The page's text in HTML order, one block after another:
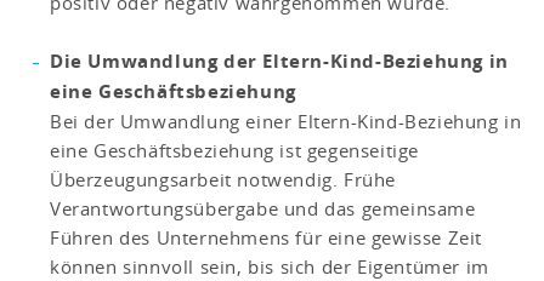
Die Umwandlung der Eltern-Kind-Beziehung in
eine Geschäftsbeziehung
Bei der Umwandlung einer Eltern-Kind-Beziehung in
eine Geschäftsbeziehung ist gegenseitige
Überzeugungsarbeit notwendig. Frühe
Verantwortungsübergabe und das gemeinsame
Führen des Unternehmens für eine gewisse Zeit
können sinnvoll sein, bis sich der Eigentümer im